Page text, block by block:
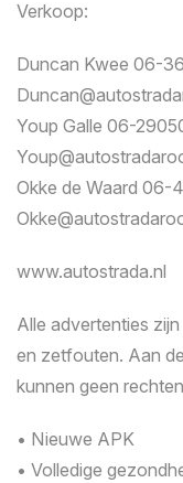
Verkoop:
Duncan Kwee 06-
Youp Galle 06-
Okke de Waard
www.autostrada.nl
Alle advertenties
en zetfouten. Aan
kunnen geen
• Nieuwe APK
• Volledige